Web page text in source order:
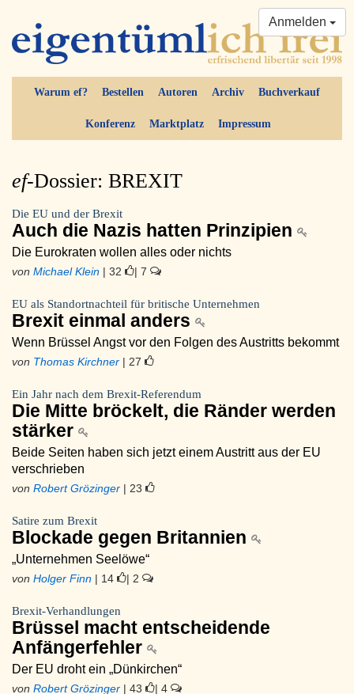
Warum ef? Bestellen Autoren Archiv Buchverkauf
Konferenz Marktplatz Impressum
Anmelden
ef-Dossier: BREXIT
Die EU und der Brexit
Auch die Nazis hatten Prinzipien
Die Eurokraten wollen alles oder nichts
von Michael Klein | 32 | 7
EU als Standortnachteil für britische Unternehmen
Brexit einmal anders
Wenn Brüssel Angst vor den Folgen des Austritts bekommt
von Thomas Kirchner | 27
Ein Jahr nach dem Brexit-Referendum
Die Mitte bröckelt, die Ränder werden
stärker
Beide Seiten haben sich jetzt einem Austritt aus der EU
verschrieben
von Robert Grözinger | 23
Satire zum Brexit
Blockade gegen Britannien
„Unternehmen Seelöwe“
von Holger Finn | 14 | 2
Brexit-Verhandlungen
Brüssel macht entscheidende
Anfängerfehler
Der EU droht ein „Dünkirchen“
von Robert Grözinger | 43 | 4